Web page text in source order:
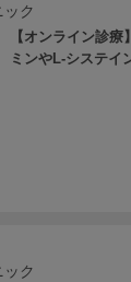
ク
【オンライン診
ミンやL-システイ
ク